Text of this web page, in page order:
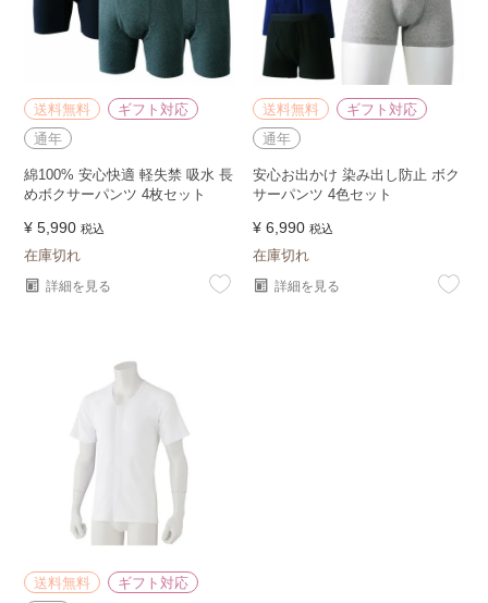
送料無料
ギフト対応
通年
綿100% 安心快適 軽失禁 吸水 長
めボクサーパンツ 4枚セット
¥ 5,990 税込
在庫切れ
詳細を見る
送料無料
ギフト対応
通年
安心お出かけ 染み出し防止 ボク
サーパンツ 4色セット
¥ 6,990 税込
在庫切れ
詳細を見る
送料無料
ギフト対応